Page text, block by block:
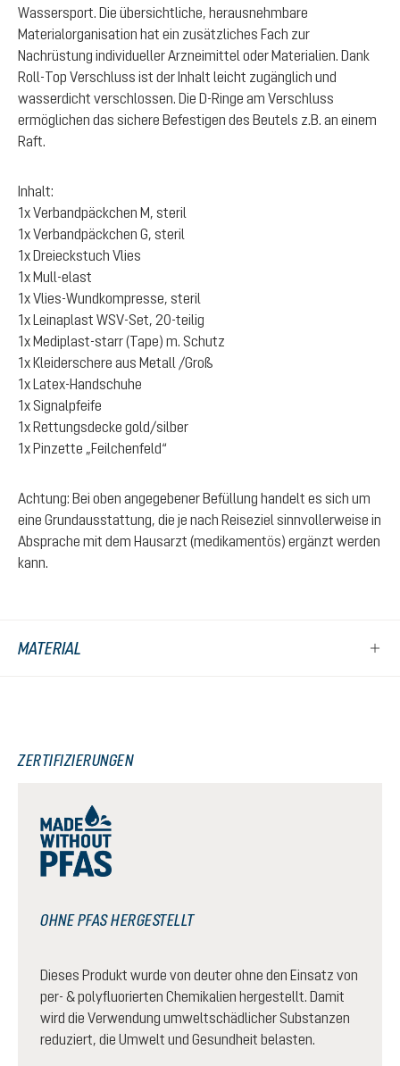
Wassersport. Die übersichtliche, herausnehmbare
Materialorganisation hat ein zusätzliches Fach zur
Nachrüstung individueller Arzneimittel oder Materialien. Dank
Roll-Top Verschluss ist der Inhalt leicht zugänglich und
wasserdicht verschlossen. Die D-Ringe am Verschluss
ermöglichen das sichere Befestigen des Beutels z.B. an einem
Raft.
Inhalt:
1x Verbandpäckchen M, steril
1x Verbandpäckchen G, steril
1x Dreieckstuch Vlies
1x Mull-elast
1x Vlies-Wundkompresse, steril
1x Leinaplast WSV-Set, 20-teilig
1x Mediplast-starr (Tape) m. Schutz
1x Kleiderschere aus Metall /Groß
1x Latex-Handschuhe
1x Signalpfeife
1x Rettungsdecke gold/silber
1x Pinzette „Feilchenfeld“
Achtung: Bei oben angegebener Befüllung handelt es sich um
eine Grundausstattung, die je nach Reiseziel sinnvollerweise in
Absprache mit dem Hausarzt (medikamentös) ergänzt werden
kann.
MATERIAL
ZERTIFIZIERUNGEN
OHNE PFAS HERGESTELLT
Dieses Produkt wurde von deuter ohne den Einsatz von
per- & polyfluorierten Chemikalien hergestellt. Damit
wird die Verwendung umweltschädlicher Substanzen
reduziert, die Umwelt und Gesundheit belasten.